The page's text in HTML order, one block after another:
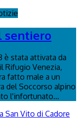
sentiero
è stata attivata da
Rifugio Venezia,
fatto male a un
del Soccorso alpino
l'infortunato...